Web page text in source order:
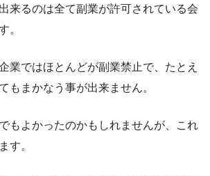
来るのは全て副業が許可されている会
。
業ではほとんどが副業禁止で、たとえ
もまかなう事が出来ません。
もよかったのかもしれませんが、これ
す。